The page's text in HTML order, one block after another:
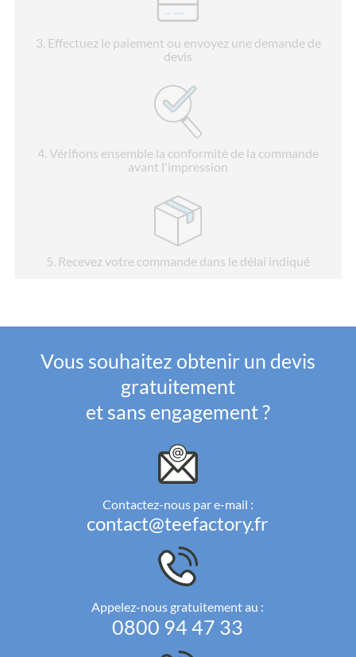
3. Effectuez le paiement ou envoyez une demande de
devis
4. Vérifions ensemble la conformité de la commande
avant l'impression
5. Recevez votre commande dans le délai indiqué
Vous souhaitez obtenir un devis
gratuitement
et sans engagement ?
Contactez-nous par e-mail :
contact@teefactory.fr
Appelez-nous gratuitement au :
0800 94 47 33